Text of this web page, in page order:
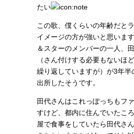
たい
この歌、僕くらいの年齢だと
イメージの方が強いと思いま
＆スターのメンバーの一人、
（さん付けする必要もないほ
繰り返していますが）が3年半
出所したそうです。
田代さんはこれっぽっちもフ
すけど、都内に住んでいたこ
屋で食事をしていたら田代さ